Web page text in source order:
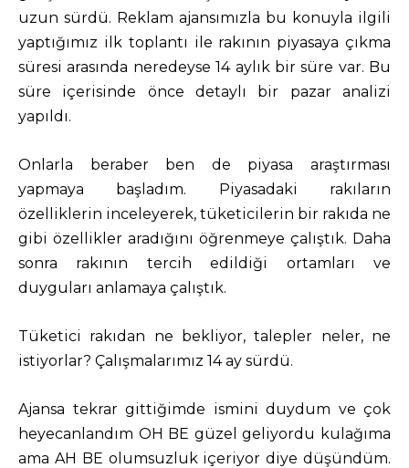
uzun sürdü. Reklam ajansımızla bu konuyla ilgili
yaptığımız ilk toplantı ile rakının piyasaya çıkma
süresi arasında neredeyse 14 aylık bir süre var. Bu
süre içerisinde önce detaylı bir pazar analizi
yapıldı.
Onlarla beraber ben de piyasa araştırması
yapmaya başladım. Piyasadaki rakıların
özelliklerin inceleyerek, tüketicilerin bir rakıda ne
gibi özellikler aradığını öğrenmeye çalıştık. Daha
sonra rakının tercih edildiği ortamları ve
duyguları anlamaya çalıştık.
Tüketici rakıdan ne bekliyor, talepler neler, ne
istiyorlar? Çalışmalarımız 14 ay sürdü.
Ajansa tekrar gittiğimde ismini duydum ve çok
heyecanlandım OH BE güzel geliyordu kulağıma
ama AH BE olumsuzluk içeriyor diye düşündüm.